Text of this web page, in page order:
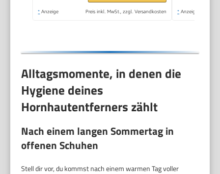
* Anzeige Preis inkl. MwSt., zzgl. Versandkosten * Anzeige
Alltagsmomente, in denen die
Hygiene deines
Hornhautentferners zählt
Nach einem langen Sommertag in
offenen Schuhen
Stell dir vor, du kommst nach einem warmen Tag voller